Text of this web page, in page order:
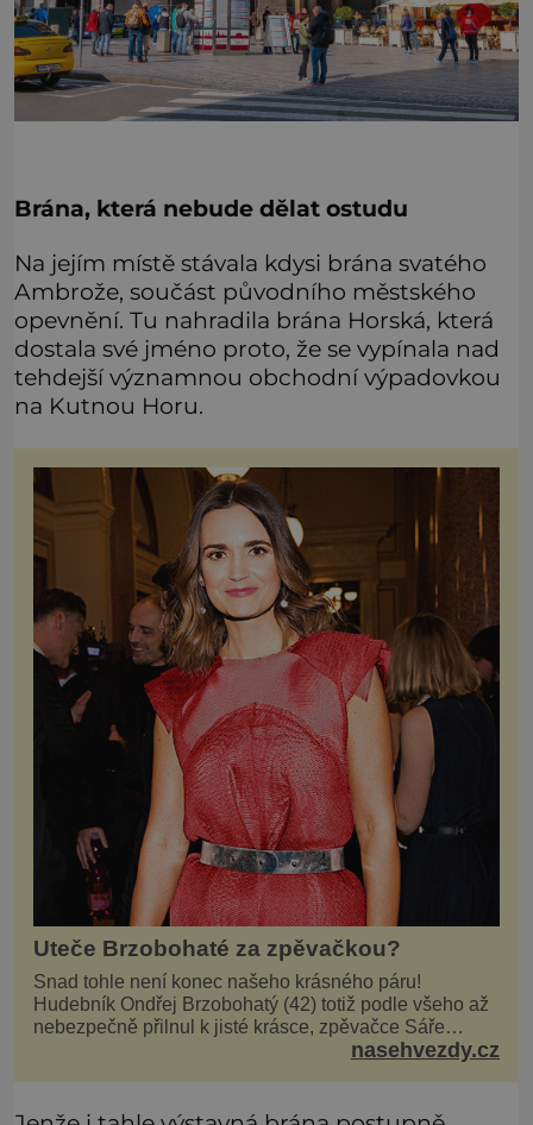
Brána, která nebude dělat ostudu
Na jejím místě stávala kdysi brána svatého
Ambrože, součást původního městského
opevnění. Tu nahradila brána Horská, která
dostala své jméno proto, že se vypínala nad
tehdejší významnou obchodní výpadovkou
na Kutnou Horu.
Uteče Brzobohaté za zpěvačkou?
Snad tohle není konec našeho krásného páru!
Hudebník Ondřej Brzobohatý (42) totiž podle všeho až
nebezpečně přilnul k jisté krásce, zpěvačce Sáře
Milfajtové (33), která jednou byla hostem v pořadu
nasehvezdy.cz